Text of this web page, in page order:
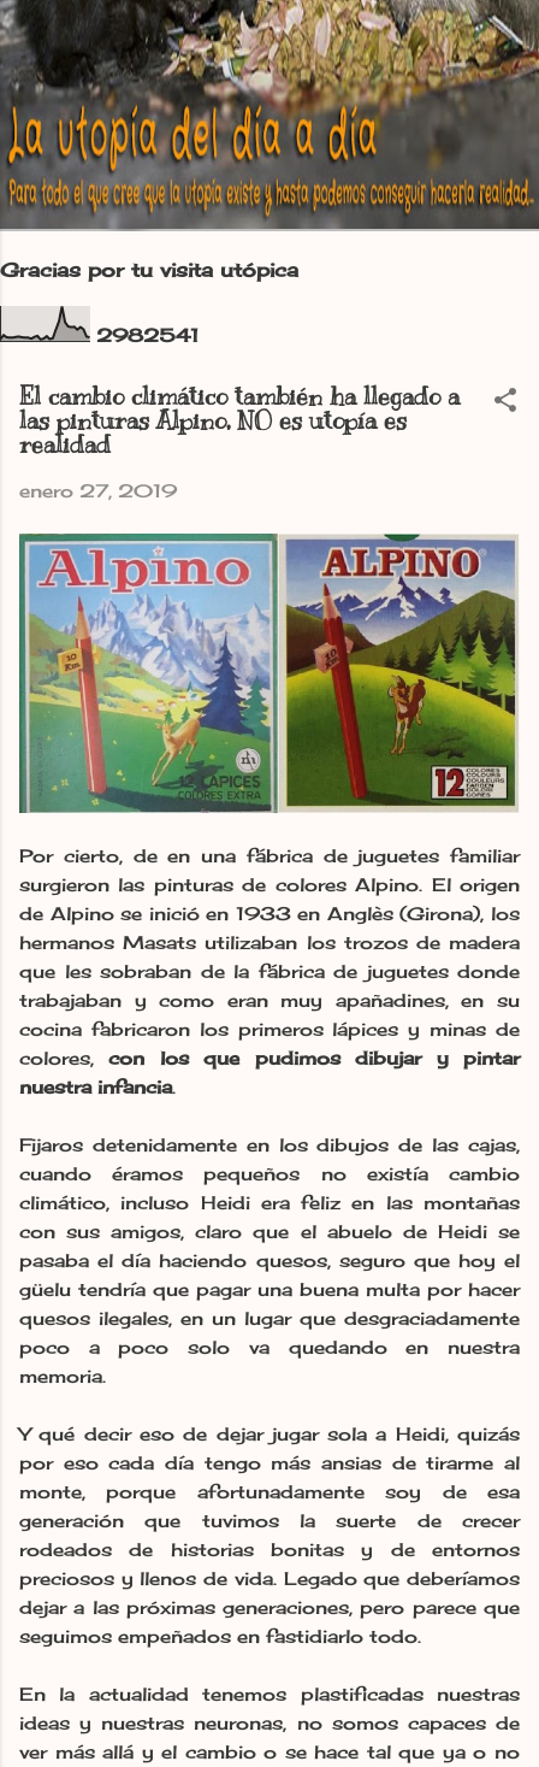
Gracias por tu visita utópica
2982541
El cambio climático también ha llegado a
las pinturas Alpino, NO es utopía es
realidad
enero 27, 2019
Por cierto, de en una fábrica de juguetes familiar
surgieron las pinturas de colores Alpino. El origen
de Alpino se inició en 1933 en Anglès (Girona), los
hermanos Masats utilizaban los trozos de madera
que les sobraban de la fábrica de juguetes donde
trabajaban y como eran muy apañadines, en su
cocina fabricaron los primeros lápices y minas de
colores,con los que pudimos dibujar y pintar
nuestra infancia.
Fijaros detenidamente en los dibujos de las cajas,
cuando éramos pequeños no existía cambio
climático, incluso Heidi era feliz en las montañas
con sus amigos, claro que el abuelo de Heidi se
pasaba el día haciendo quesos, seguro que hoy el
güelu tendría que pagar una buena multa por hacer
quesos ilegales, en un lugar que desgraciadamente
poco a poco solo va quedando en nuestra
memoria.
Y qué decir eso de dejar jugar sola a Heidi, quizás
por eso cada día tengo más ansias de tirarme al
monte, porque afortunadamente soy de esa
generación que tuvimos la suerte de crecer
rodeados de historias bonitas y de entornos
preciosos y llenos de vida. Legado que deberíamos
dejar a las próximas generaciones, pero parece que
seguimos empeñados en fastidiarlo todo.
En la actualidad tenemos plastificadas nuestras
ideas y nuestras neuronas, no somos capaces de
ver más allá y el cambio o se hace tal que ya o no